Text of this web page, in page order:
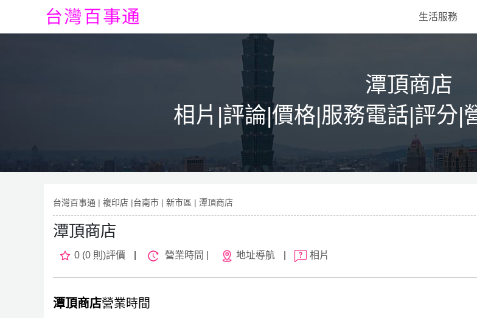
生活服務
潭頂商店
相片|評論|價格|服務電話|評分|
台灣百事通 | 複印店 |台南市 | 新市區 | 潭頂商店
潭頂商店
0 (0 則)評價 營業時間 | 地址導航 相片
潭頂商店營業時間